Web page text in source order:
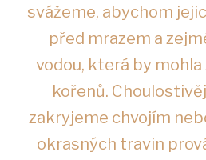
svážeme, abychom
před mrazem a
vodou, která by
kořenů.
zakryjeme chvojím
okrasných travin